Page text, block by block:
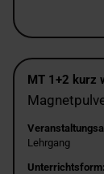
MT 1+2 kurz
Lehrgang
Unterrichtsform: